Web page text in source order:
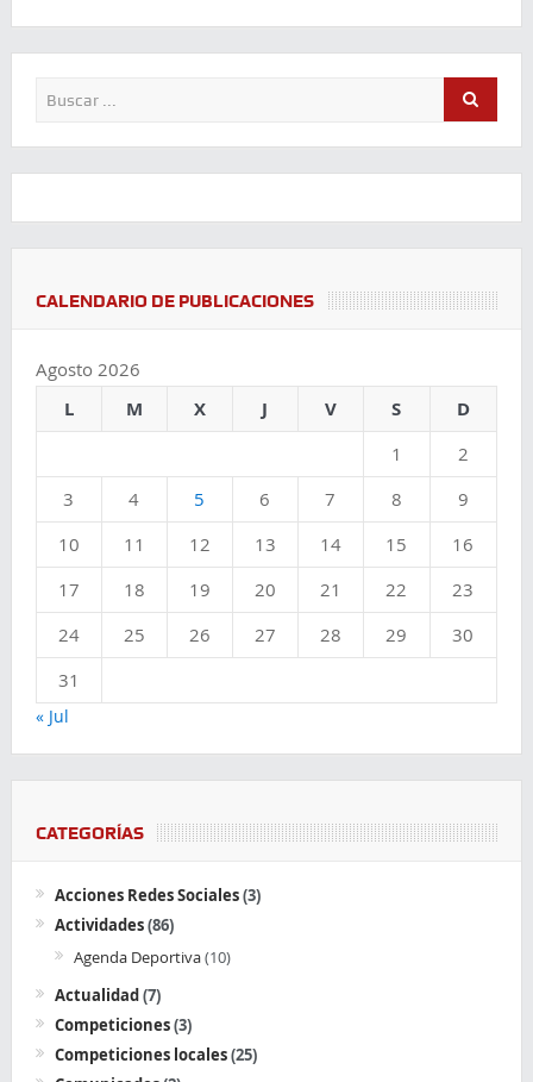
CALENDARIO DE PUBLICACIONES
Agosto 2026
L M X J V S D
1
2
3
4 5 6 7 8
9
10
11 12 13 14 15
16
17
18 19 20 21 22
23
24
25 26 27 28 29
30
31
« Jul
CATEGORÍAS
Acciones Redes Sociales(3)
Actividades(86)
Agenda Deportiva(10)
Actualidad(7)
Competiciones(3)
Competiciones locales(25)